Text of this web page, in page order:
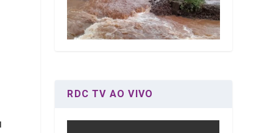
RDC TV AO VIVO